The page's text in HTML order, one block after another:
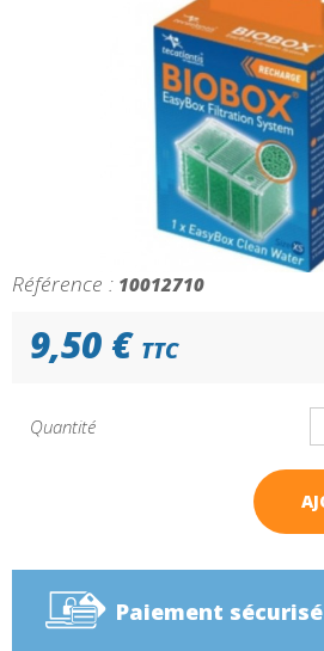
Référence : 10012710
9,50 € TTC
Quantité
Paiement sécurisé